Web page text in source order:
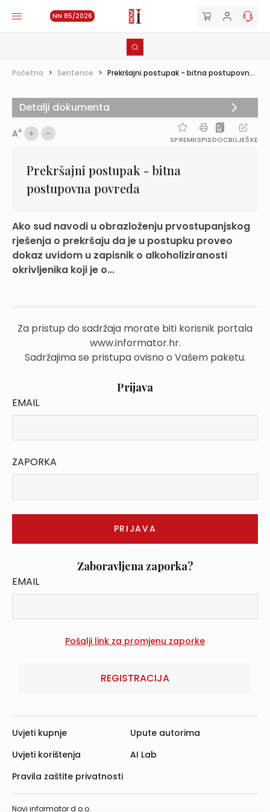
NN 85/2026
Početna > Sentence > Prekršajni postupak - bitna postupovn...
AA
SPREMIISPISDOCBILJEŠKE
Prekršajni postupak - bitna
postupovna povreda
Ako sud navodi u obrazloženju prvostupanjskog
rješenja o prekršaju da je u postupku proveo
dokaz uvidom u zapisnik o alkoholiziranosti
okrivljenika koji je o...
Za pristup do sadržaja morate biti korisnik portala
www.informator.hr.
Sadržajima se pristupa ovisno o Vašem paketu.
Prijava
EMAIL
ZAPORKA
Zaboravljena zaporka?
EMAIL
REGISTRACIJA
Detalji dokumenta
Novi informator d.o.o.
Uvjeti kupnje
Uvjeti korištenja
Pravila zaštite privatnosti
Upute autorima
AI Lab